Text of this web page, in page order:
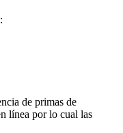
de primas de
línea por lo cual las